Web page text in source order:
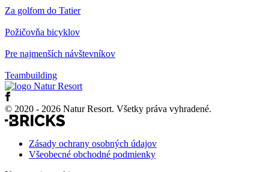
Za golfom do Tatier
Požičovňa bicyklov
Pre najmenších návštevníkov
Teambuilding
© 2020 - 2026 Natur Resort. Všetky práva vyhradené.
Zásady ochrany osobných údajov
Všeobecné obchodné podmienky